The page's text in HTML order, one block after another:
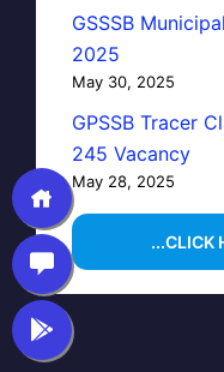
GSSSB
2025
May 30, 2025
GPSSB Tracer
245 Vacancy
May 28, 2025
...CLICK